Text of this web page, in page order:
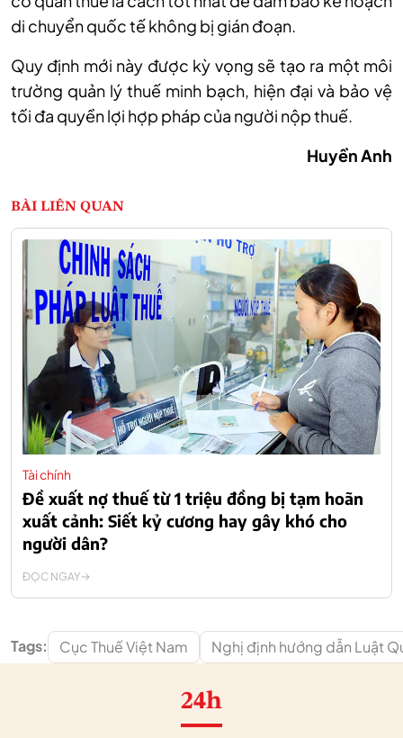
di chuyển quốc tế không bị gián đoạn.
Quy định mới này được kỳ vọng sẽ tạo ra một môi
trường quản lý thuế minh bạch, hiện đại và bảo vệ
tối đa quyền lợi hợp pháp của người nộp thuế.
Huyền Anh
BÀI LIÊN QUAN
Tài chính
Đề xuất nợ thuế từ 1 triệu đồng bị tạm hoãn
xuất cảnh: Siết kỷ cương hay gây khó cho
người dân?
ĐỌC NGAY
Tags: Cục Thuế Việt Nam Nghị định hướng dẫn Luật
24h